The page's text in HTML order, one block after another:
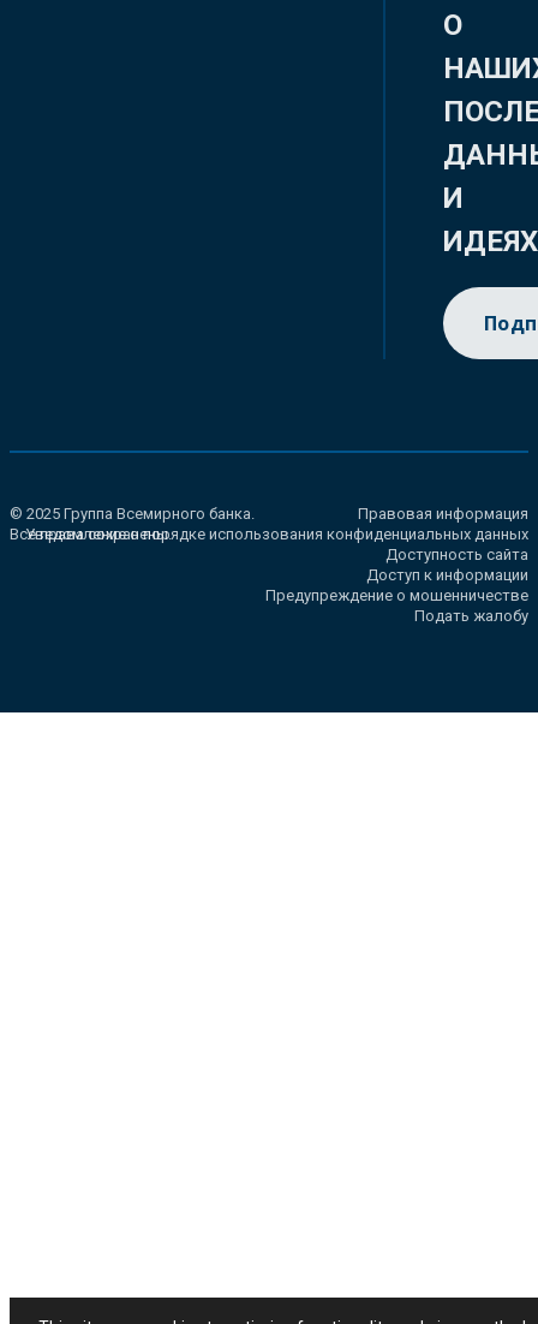
О
И
ИДЕЯХ
© 2025 Группа Всемирного банка.
Все права сохранены.
Правовая информация
Уведомление о порядке использования конфиденциальных данных
Доступность сайта
Доступ к информации
Предупреждение о мошенничестве
Подать жалобу